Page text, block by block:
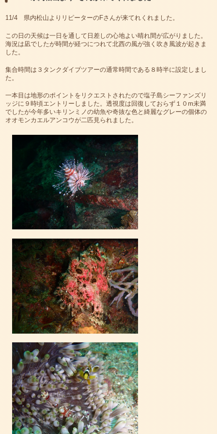
11/4 県内松山よりリピーターのFさんが来てれくれました。
この日の天候は一日を通して日差しの心地よい晴れ間が広がりました。
海況は凪でしたが時間が経つにつれて北西の風が強く吹き風波が起きま
した。
集合時間は３タンクダイブツアーの通常時間である８時半に設定しまし
た。
一本目は地形のポイントをリクエストされたので塩子島シーファンズリ
ッジに９時頃エントリーしました。透視度は回復しておらず１０m未満
でしたが今年多いキリンミノの幼魚や奇抜な色と綺麗なグレーの個体の
オオモンカエルアンコウが二匹見られました。